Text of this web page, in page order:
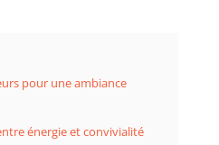
pour une ambiance
énergie et convivialité